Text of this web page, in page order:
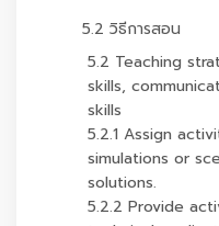
5.2 วิธีการสอน
5.2 Teaching
skills,
skills
5.2.1 Assign
simulations or
solutions.
5.2.2 Provide